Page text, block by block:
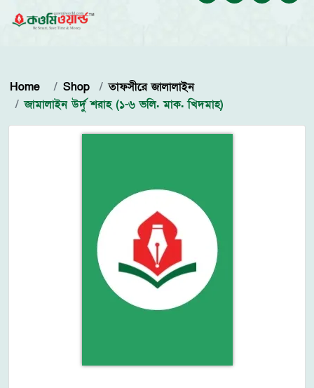
Home Shop
তাফসীরে জালালাইন
জামালাইন উর্দু শরাহ (১-৬ ভলি. মাক. খিদমাহ)